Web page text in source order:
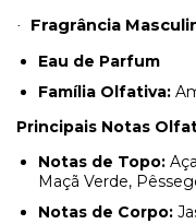
·
Fragrância
Eau de Parfum
Família Olfativa:
Principais Notas
Notas de Topo:
Maçã Verde,
Notas de Corpo: